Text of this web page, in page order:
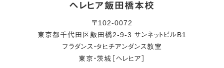
ヘレヒア飯田橋本校
〒102-0072
東京都千代田区飯田橋2-9-3 サンネットビルB1
フラダンス・タヒチアンダンス教室
東京・茨城［ヘレヒア］